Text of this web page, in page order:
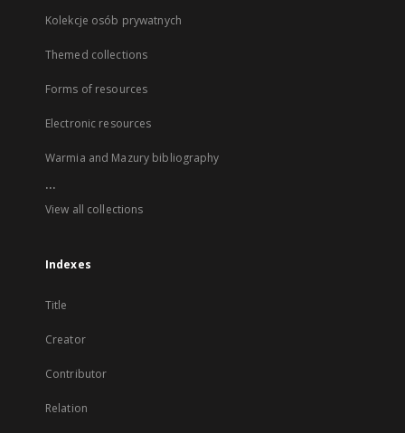
Kolekcje osób prywatnych
Themed collections
Forms of resources
Electronic resources
Warmia and Mazury bibliography
...
View all collections
Indexes
Title
Creator
Contributor
Relation